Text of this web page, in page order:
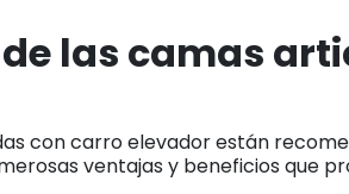
las camas
con carro elevador están
ventajas y beneficios que